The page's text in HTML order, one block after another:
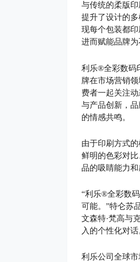
与传统的柔版
提升了设计的
现每个包装都
进而赋能品牌
利乐®全彩数码
牌在市场营销
费者一起关注
与产品创新，
的情感共鸣。
由于印刷方式
鲜明的色彩对
品的吸睛能力
“利乐®全彩数
可能。”特仑苏
文森特·梵高与
入的个性化对话
利乐公司全球